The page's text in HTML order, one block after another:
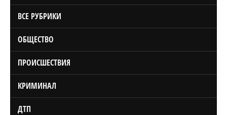
ВСЕ РУБРИКИ
ОБЩЕСТВО
ПРОИСШЕСТВИЯ
КРИМИНАЛ
ДТП